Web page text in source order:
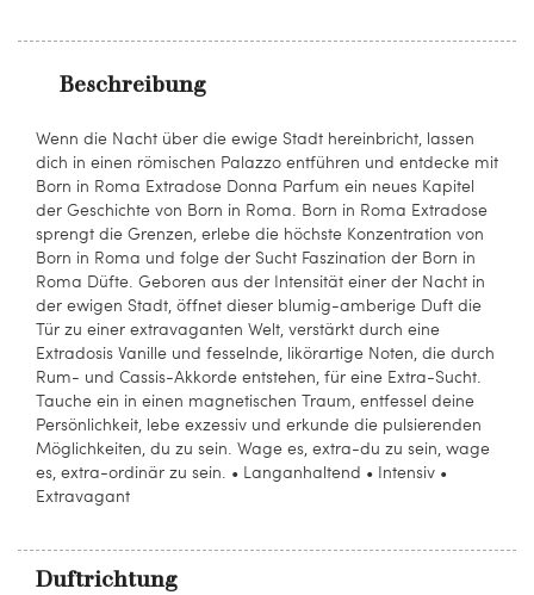
Beschreibung
Wenn die Nacht über die ewige Stadt hereinbricht, lassen
dich in einen römischen Palazzo entführen und entdecke mit
Born in Roma Extradose Donna Parfum ein neues Kapitel
der Geschichte von Born in Roma. Born in Roma Extradose
sprengt die Grenzen, erlebe die höchste Konzentration von
Born in Roma und folge der Sucht Faszination der Born in
Roma Düfte. Geboren aus der Intensität einer der Nacht in
der ewigen Stadt, öffnet dieser blumig-amberige Duft die
Tür zu einer extravaganten Welt, verstärkt durch eine
Extradosis Vanille und fesselnde, likörartige Noten, die durch
Rum- und Cassis-Akkorde entstehen, für eine Extra-Sucht.
Tauche ein in einen magnetischen Traum, entfessel deine
Persönlichkeit, lebe exzessiv und erkunde die pulsierenden
Möglichkeiten, du zu sein. Wage es, extra-du zu sein, wage
es, extra-ordinär zu sein. • Langanhaltend • Intensiv •
Extravagant
Duftrichtung